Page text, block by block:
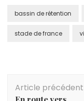
bassin de rétention
stade de france
Navigation
d'article
Article précédent